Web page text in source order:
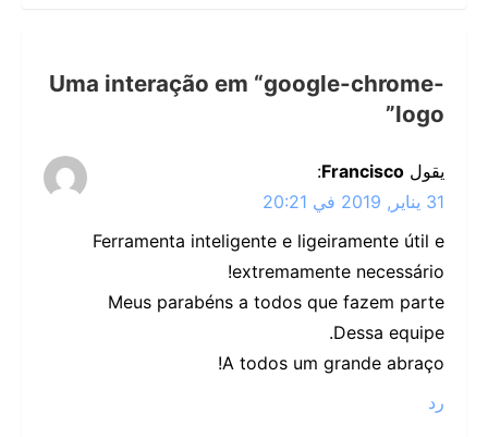
Uma interação em “google-chrome-
logo
”
يقول Francisco
:
31 يناير, 2019 في 20:21
Ferramenta inteligente e ligeiramente útil e
extremamente necessário!
Meus parabéns a todos que fazem parte
Dessa equipe.
A todos um grande abraço!
رد